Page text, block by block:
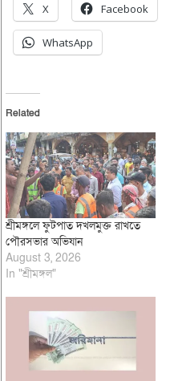
X Facebook
WhatsApp
Related
শ্রীমঙ্গলে ফুটপাত দখলমুক্ত রাখতে
পৌরসভার অভিযান
August 3, 2026
In "শ্রীমঙ্গল"